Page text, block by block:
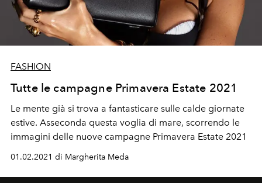
FASHION
Tutte le campagne Primavera Estate 2021
Le mente già si trova a fantasticare sulle calde giornate
estive. Asseconda questa voglia di mare, scorrendo le
immagini delle nuove campagne Primavera Estate 2021
01.02.2021 di Margherita Meda